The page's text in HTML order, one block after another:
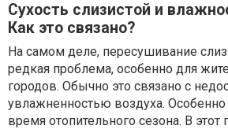
Сухость слизистой и
Как это связано?
На самом деле, пересушивание
редкая проблема, особенно для
городов. Обычно это связано с
увлажненностью воздуха. Особенно
время отопительного сезона. В